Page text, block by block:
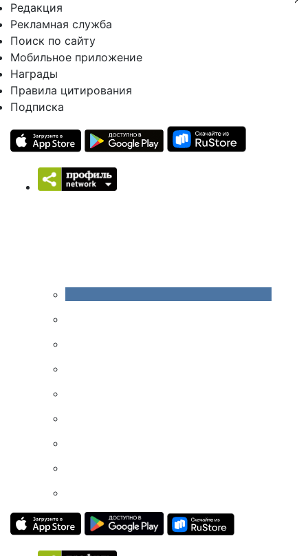
Редакция
Рекламная служба
Поиск по сайту
Мобильное приложение
Награды
Правила цитирования
Подписка